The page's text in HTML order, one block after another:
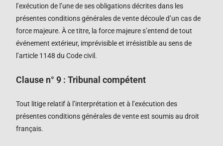
l’exécution de l’une de ses obligations décrites dans les
présentes conditions générales de vente découle d’un cas de
force majeure. À ce titre, la force majeure s’entend de tout
événement extérieur, imprévisible et irrésistible au sens de
l’article 1148 du Code civil.
Clause n°9 : Tribunal compétent
Tout litige relatif à l’interprétation et à l’exécution des
présentes conditions générales de vente est soumis au droit
français.